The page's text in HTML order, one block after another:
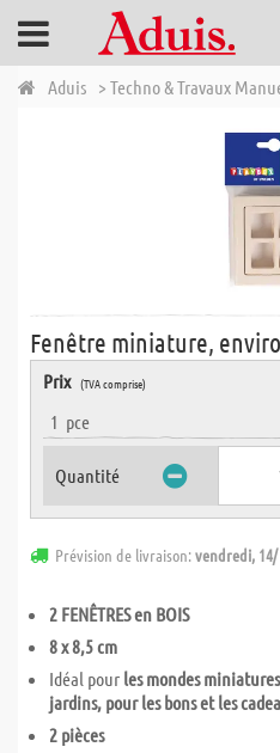
Aduis > Techno & Travaux
Fenêtre miniature,
Prix (TVA comprise)
1 pce
Quantité
Prévision de livraison:vendredi,
2 FENÊTRES en BOIS
8 x 8,5 cm
Idéal pour les mondes
jardins, pour les bons et les
2 pièces